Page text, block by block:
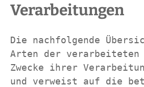
Verarbeitungen
Die nachfolgende
Arten der verarbeiteten
Zwecke ihrer
und verweist auf die